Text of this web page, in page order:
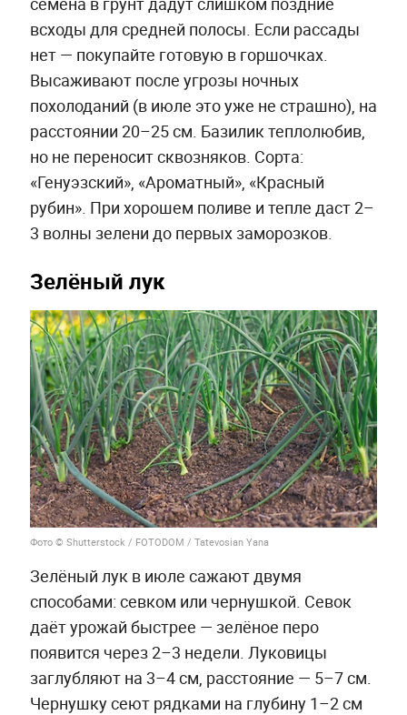
всходы для средней полосы. Если рассады
нет — покупайте готовую в горшочках.
Высаживают после угрозы ночных
похолоданий (в июле это уже не страшно), на
расстоянии 20–25 см. Базилик теплолюбив,
но не переносит сквозняков. Сорта:
«Генуэзский», «Ароматный», «Красный
рубин». При хорошем поливе и тепле даст 2–
3 волны зелени до первых заморозков.
Зелёный лук
Фото © Shutterstock / FOTODOM / Tatevosian Yana
Зелёный лук в июле сажают двумя
способами: севком или чернушкой. Севок
даёт урожай быстрее — зелёное перо
появится через 2–3 недели. Луковицы
заглубляют на 3–4 см, расстояние — 5–7 см.
Чернушку сеют рядками на глубину 1–2 см